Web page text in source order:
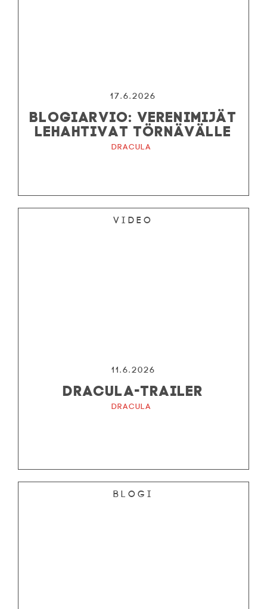
17.6.2026
BLOGIARVIO: VERENIMIJÄT
LEHAHTIVAT TÖRNÄVÄLLE
Dracula
Video
11.6.2026
DRACULA-TRAILER
Dracula
Blogi